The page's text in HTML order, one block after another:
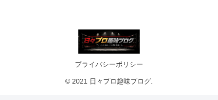
プライバシーポリシー
© 2021 日々プロ趣味ブログ.